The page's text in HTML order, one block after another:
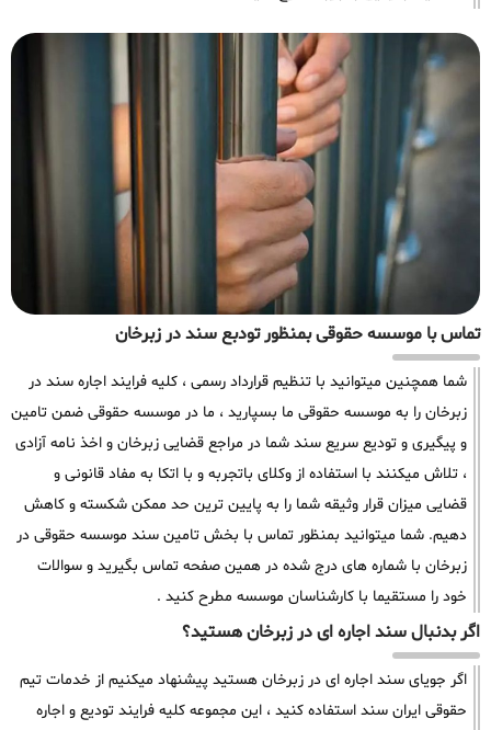
تماس با موسسه حقوقی بمنظور تودبع سند در زبرخان
شما همچنین میتوانید با تنظیم قرارداد رسمی ، کلیه فرایند اجاره سند در
زبرخان را به موسسه حقوقی ما بسپارید ، ما در موسسه حقوقی ضمن تامین
و پیگیری و تودیع سریع سند شما در مراجع قضایی زبرخان و اخذ نامه آزادی
، تلاش میکنند با استفاده از وکلای باتجربه و با اتکا به مفاد قانونی و
قضایی میزان قرار وثیقه شما را به پایین ترین حد ممکن شکسته و کاهش
دهیم. شما میتوانید بمنظور تماس با بخش تامین سند موسسه حقوقی در
زبرخان با شماره های درج شده در همین صفحه تماس بگیرید و سوالات
خود را مستقیما با کارشناسان موسسه مطرح کنید .
اگر بدنبال سند اجاره ای در زبرخان هستید؟
اگر جویای سند اجاره ای در زبرخان هستید پیشنهاد میکنیم از خدمات تیم
حقوقی ایران سند استفاده کنید ، این مجموعه کلیه فرایند تودیع و اجاره